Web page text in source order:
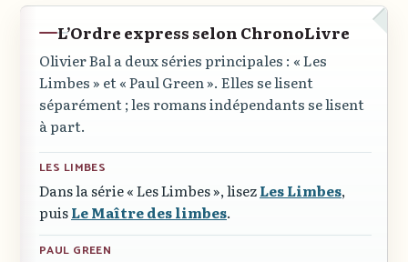
L’Ordre express selon ChronoLivre
Olivier Bal a deux séries principales : « Les
Limbes » et« Paul Green ». Elles se lisent
séparément ; les romans indépendants se lisent
à part.
LES LIMBES
Dans la série« Les Limbes », lisezLes Limbes,
puisLe Maître des limbes.
PAUL GREEN